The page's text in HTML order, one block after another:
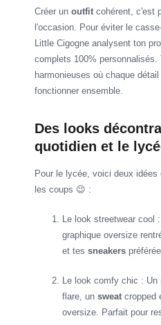
Créer un outfit cohérent, c'est
l'occasion. Pour éviter le
Little Cigogne analysent ton
complets 100%
harmonieuses où chaque
fonctionner ensemble.
Des looks
quotidien et le
Pour le lycée, voici deux idées
les coups 😉 :
Le look streetwear cool
graphique oversize
et tes sneakers
Le look comfy chic : Un
flare, un sweat cropped
oversize. Parfait pour